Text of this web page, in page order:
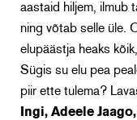
aastaid hiljem, ilmub
ning võtab selle üle.
elupäästja heaks
Sügis su elu pea
piir ette tulema?
Ingi, Adeele